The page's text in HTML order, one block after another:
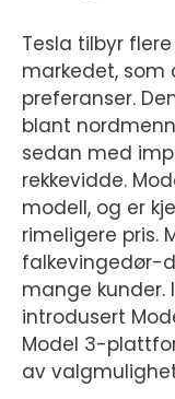
Tesla tilbyr
markedet, som
preferanser.
blant
sedan med
rekkevidde.
modell, og er
rimeligere pris.
falkevingedør-
mange kunder.
introdusert
Model 3-
av